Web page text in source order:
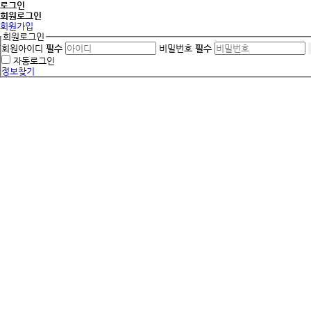
로그인
회원로그인
회원가입
회원로그인
회원아이디 필수 비밀번호 필수
자동로그인
정보찾기